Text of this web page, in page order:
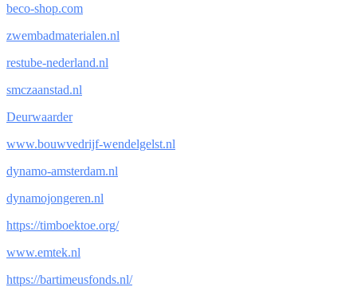
beco-shop.com
zwembadmaterialen.nl
restube-nederland.nl
smczaanstad.nl
Deurwaarder
www.bouwvedrijf-wendelgelst.nl
dynamo-amsterdam.nl
dynamojongeren.nl
https://timboektoe.org/
www.emtek.nl
https://bartimeusfonds.nl/